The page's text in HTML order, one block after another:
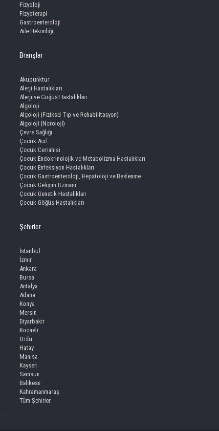
Fizyoloji
Fizyoterapi
Gastroenteroloji
Aile Hekimliği
Branşlar
Akupunktur
Alerji Hastalıkları
Alerji ve Göğüs Hastalıkları
Algoloji
Algoloji (Fiziksel Tıp ve Rehabilitasyon)
Algoloji (Noroloji)
Çevre Sağlığı
Çocuk Acil
Çocuk Cerrahisi
Çocuk Endokrinolojik ve Metabolizma Hastalıkları
Çocuk Enfeksiyon Hastalıkları
Çocuk Gastroenteroloji, Hepatoloji ve Beslenme
Çocuk Gelişim Uzmanı
Çocuk Genetik Hastalıkları
Çocuk Göğüs Hastalıkları
Şehirler
İstanbul
İzmir
Ankara
Bursa
Antalya
Adana
Konya
Mersin
Diyarbakir
Kocaeli
Ordu
Hatay
Manisa
Kayseri
Samsun
Balıkesir
Kahramanmaraş
Tüm Şehirler